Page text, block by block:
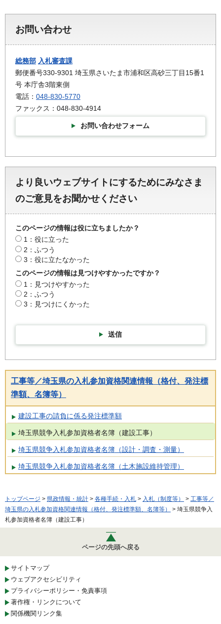
お問い合わせ
総務部 入札審査課
郵便番号330-9301 埼玉県さいたま市浦和区高砂三丁目15番1
号 本庁舎3階東側
電話： 048-830-5770
ファックス：048-830-4914
お問い合わせフォーム
より良いウェブサイトにするためにみなさま
のご意見をお聞かせください
このページの情報は役に立ちましたか？
1：役に立った
2：ふつう
3：役に立たなかった
このページの情報は見つけやすかったですか？
1：見つけやすかった
2：ふつう
3：見つけにくかった
送信
工事等／埼玉県の入札参加資格関連情報（格付、発注標
準額、名簿等）
建設工事の請負に係る発注標準額
埼玉県競争入札参加資格者名簿（建設工事）
埼玉県競争入札参加資格者名簿（設計・調査・測量）
埼玉県競争入札参加資格者名簿（土木施設維持管理）
トップページ > 県政情報・統計 > 各種手続・入札 > 入札（制度等） > 工事等／
埼玉県の入札参加資格関連情報（格付、発注標準額、名簿等）
> 埼玉県競争入
札参加資格者名簿（建設工事）
ページの先頭へ戻る
サイトマップ
ウェブアクセシビリティ
プライバシーポリシー・免責事項
著作権・リンクについて
関係機関リンク集